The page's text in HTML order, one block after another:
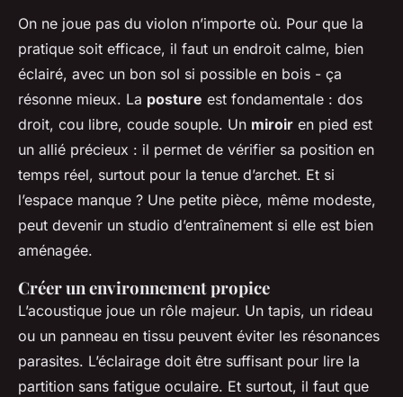
On ne joue pas du violon n’importe où. Pour que la
pratique soit efficace, il faut un endroit calme, bien
éclairé, avec un bon sol si possible en bois - ça
résonne mieux. La posture est fondamentale : dos
droit, cou libre, coude souple. Un miroir en pied est
un allié précieux : il permet de vérifier sa position en
temps réel, surtout pour la tenue d’archet. Et si
l’espace manque ? Une petite pièce, même modeste,
peut devenir un studio d’entraînement si elle est bien
aménagée.
Créer un environnement propice
L’acoustique joue un rôle majeur. Un tapis, un rideau
ou un panneau en tissu peuvent éviter les résonances
parasites. L’éclairage doit être suffisant pour lire la
partition sans fatigue oculaire. Et surtout, il faut que